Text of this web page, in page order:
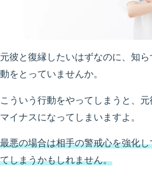
元彼と復縁したいはずなのに、知
動をとっていませんか。
こういう行動をやってしまうと、
マイナスになってしまいますよ。
最悪の場合は相手の警戒心を強化
てしまうかもしれません。